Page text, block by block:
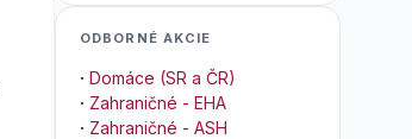
ODBORNÉ AKCIE
· Domáce (SR a ČR)
· Zahraničné - EHA
· Zahraničné - ASH